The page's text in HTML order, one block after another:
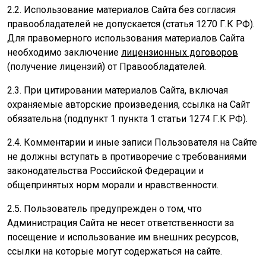
2.2. Использование материалов Сайта без согласия
правообладателей не допускается (статья 1270 Г.К РФ).
Для правомерного использования материалов Сайта
необходимо заключение лицензионных договоров
(получение лицензий) от Правообладателей.
2.3. При цитировании материалов Сайта, включая
охраняемые авторские произведения, ссылка на Сайт
обязательна (подпункт 1 пункта 1 статьи 1274 Г.К РФ).
2.4. Комментарии и иные записи Пользователя на Сайте
не должны вступать в противоречие с требованиями
законодательства Российской Федерации и
общепринятых норм морали и нравственности.
2.5. Пользователь предупрежден о том, что
Администрация Сайта не несет ответственности за
посещение и использование им внешних ресурсов,
ссылки на которые могут содержаться на сайте.